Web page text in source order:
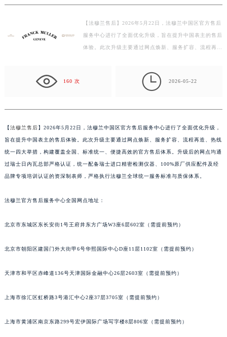
【法穆兰售后】2026年5月22日，法穆兰中国区官方售后
服务中心进行了全面优化升级，旨在提升中国表主的售后
体验。此次升级主要通过网点焕新、服务扩容、流程再
160 次
 2026-05-22
【 法穆兰售后 】2026年5月22日，法穆兰中国区官方售后服务中心进行了全面优化升级，
旨在提升中国表主的售后体验。此次升级主要通过网点焕新、服务扩容、流程再造、热线
统一四大举措，构建覆盖全国、标准统一、便捷高效的官方售后体系。升级后的网点均通
过瑞士日内瓦总部严格认证，统一配备瑞士进口精密检测仪器、100%原厂供应配件及经
品牌专项培训认证的资深制表师，严格执行法穆兰全球统一服务标准与质保体系。
法穆兰官方售后服务中心全国网点地址：
北京市东城区东长安街1号王府井东方广场W3座6层602室（需提前预约）
北京市朝阳区建国门外大街甲6号华熙国际中心D座11层1102室（需提前预约）
天津市和平区赤峰道136号天津国际金融中心26层2603室（需提前预约）
上海市徐汇区虹桥路3号港汇中心2座37层3705室（需提前预约）
上海市黄浦区南京东路299号宏伊国际广场写字楼8层806室（需提前预约）